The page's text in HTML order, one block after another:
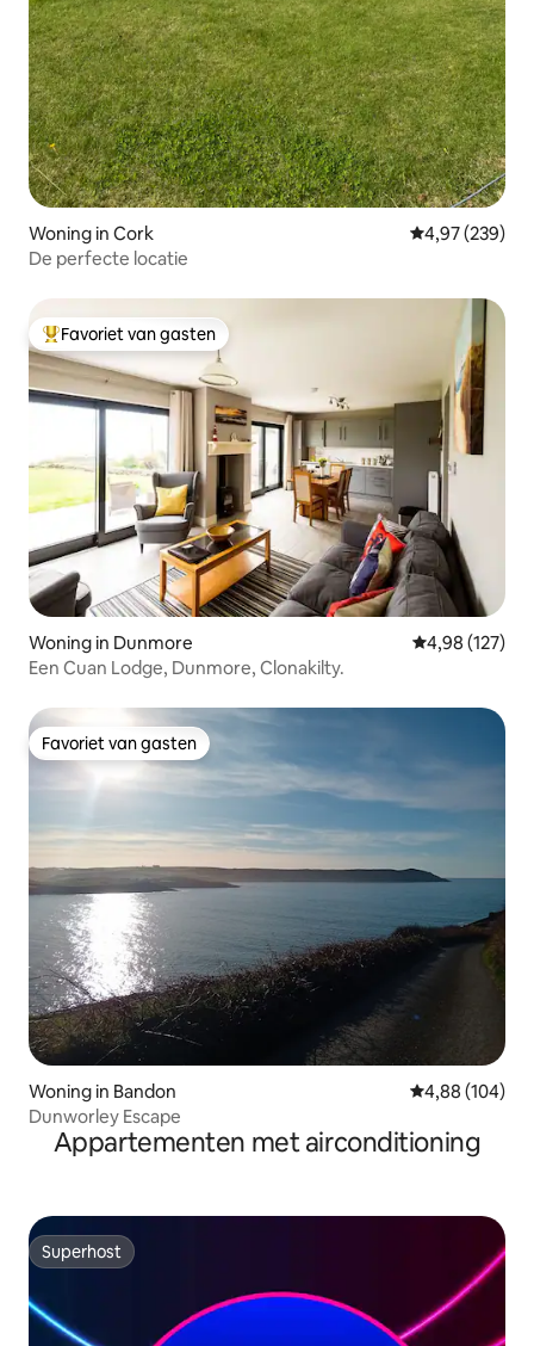
Woning in Cork Gemiddelde
4,97 (239)
De perfecte locatie
Topfavoriet van gasten
Favoriet van gasten
Woning in Dunmore Gemiddelde
4,98 (127)
Een Cuan Lodge, Dunmore, Clonakilty.
Favoriet van gasten
Favoriet van gasten
Woning in Bandon Gemiddelde
4,88 (104)
Dunworley Escape
Appartementen met airconditioning
Superhost
Superhost